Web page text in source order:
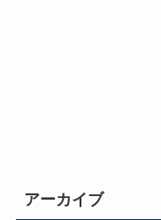
アーカイブ